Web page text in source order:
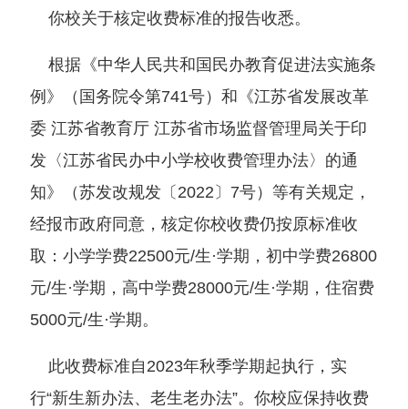
你校关于核定收费标准的报告收悉。
根据《中华人民共和国民办教育促进法实施条
例》（国务院令第741号）和《江苏省发展改革
委 江苏省教育厅 江苏省市场监督管理局关于印
发〈江苏省民办中小学校收费管理办法〉的通
知》（苏发改规发〔2022〕7号）等有关规定，
经报市政府同意，核定你校收费仍按原标准收
取：小学学费22500元/生·学期，初中学费26800
元/生·学期，高中学费28000元/生·学期，住宿费
5000元/生·学期。
此收费标准自2023年秋季学期起执行，实
行“新生新办法、老生老办法”。你校应保持收费